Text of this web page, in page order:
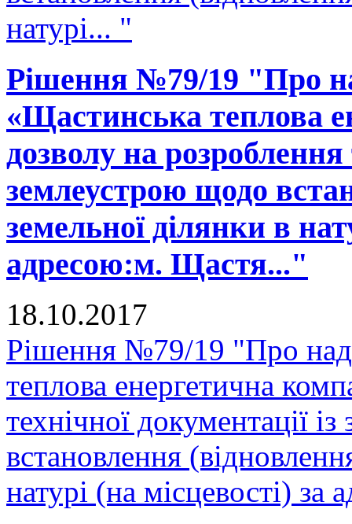
натурі... "
Рішення №79/19 "Про
«Щастинська теплова
дозволу на розроблення
землеустрою щодо
земельної ділянки в
адресою:м. Щастя..."
18.10.2017
Рішення №79/19 "Про
теплова енергетична
технічної документації
встановлення
натурі (на місцевості)